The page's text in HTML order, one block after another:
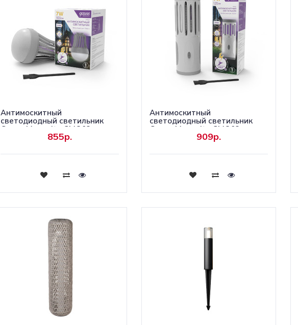
Антимоскитный
светодиодный светильник
Gauss Mosquito GMQ02
855р.
Купить
Антимоскитный
светодиодный светильник
Gauss Mosquito GMQ03
909р.
Купить